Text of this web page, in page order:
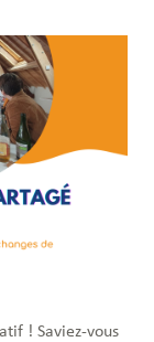
! Saviez-vous